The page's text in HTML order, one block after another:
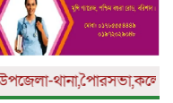
থানা,পৈারসভা,কলেজ ও